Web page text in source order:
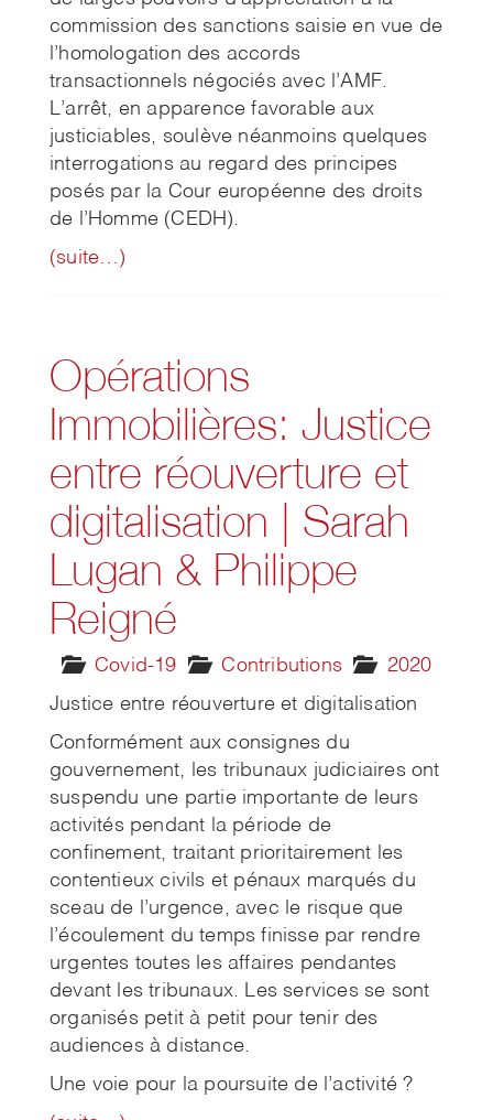
commission des sanctions saisie en vue de
l’homologation des accords
transactionnels négociés avec l’AMF.
L’arrêt, en apparence favorable aux
justiciables, soulève néanmoins quelques
interrogations au regard des principes
posés par la Cour européenne des droits
de l’Homme (CEDH).
(suite…)
Opérations
Immobilières: Justice
entre réouverture et
digitalisation | Sarah
Lugan & Philippe
Reigné
2020
Contributions
Covid-19
Justice entre réouverture et digitalisation
Conformément aux consignes du
gouvernement, les tribunaux judiciaires ont
suspendu une partie importante de leurs
activités pendant la période de
confinement, traitant prioritairement les
contentieux civils et pénaux marqués du
sceau de l’urgence, avec le risque que
l’écoulement du temps finisse par rendre
urgentes toutes les affaires pendantes
devant les tribunaux. Les services se sont
organisés petit à petit pour tenir des
audiences à distance.
Une voie pour la poursuite de l’activité ?